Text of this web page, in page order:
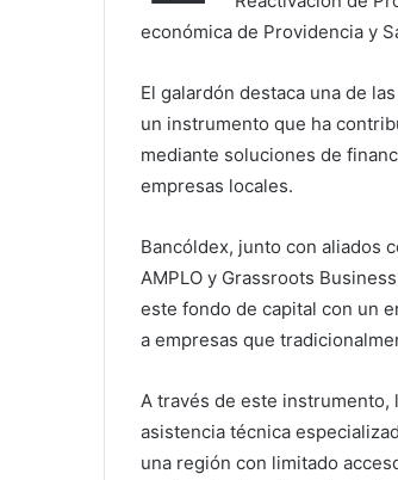
económica de Providencia y
El galardón destaca una de
un instrumento que ha
mediante soluciones de
empresas locales.
Bancóldex, junto con aliados
AMPLO y Grassroots
este fondo de capital con un
a empresas que
A través de este
asistencia técnica
una región con limitado